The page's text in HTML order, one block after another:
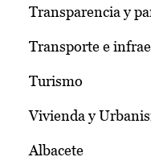
Transparencia y
Transporte e
Turismo
Vivienda y
Albacete